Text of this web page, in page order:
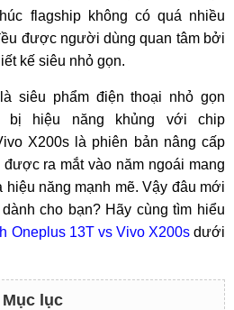
flagship không có quá nhiều
được người dùng quan tâm bởi
kế siêu nhỏ gọn.
siêu phẩm điện thoại nhỏ gọn
bị hiệu năng khủng với chip
X200s là phiên bản nâng cấp
ra mắt vào năm ngoái mang
hiệu năng mạnh mẽ. Vậy đâu mới
cho bạn? Hãy cùng tìm hiểu
Oneplus 13T vs Vivo X200sdưới
Mục lục